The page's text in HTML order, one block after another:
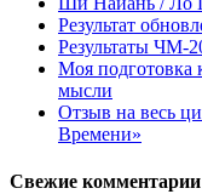
Результат
Результаты ЧМ-
Моя подготовка
мысли
Отзыв на весь
Времени»
Свежие комментарии